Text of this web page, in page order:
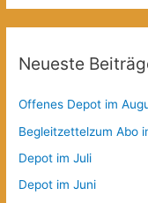
Neueste
Offenes Depot im
Begleitzettelzum Abo
Depot im Juli
Depot im Juni